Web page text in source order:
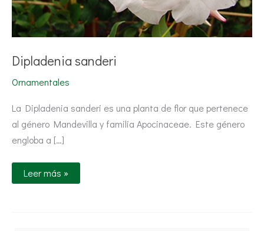
Dipladenia sanderi
Ornamentales
La Dipladenia sanderi es una planta de flor que pertenece
al género Mandevilla y familia Apocinaceae. Este género
engloba a […]
Leer más »